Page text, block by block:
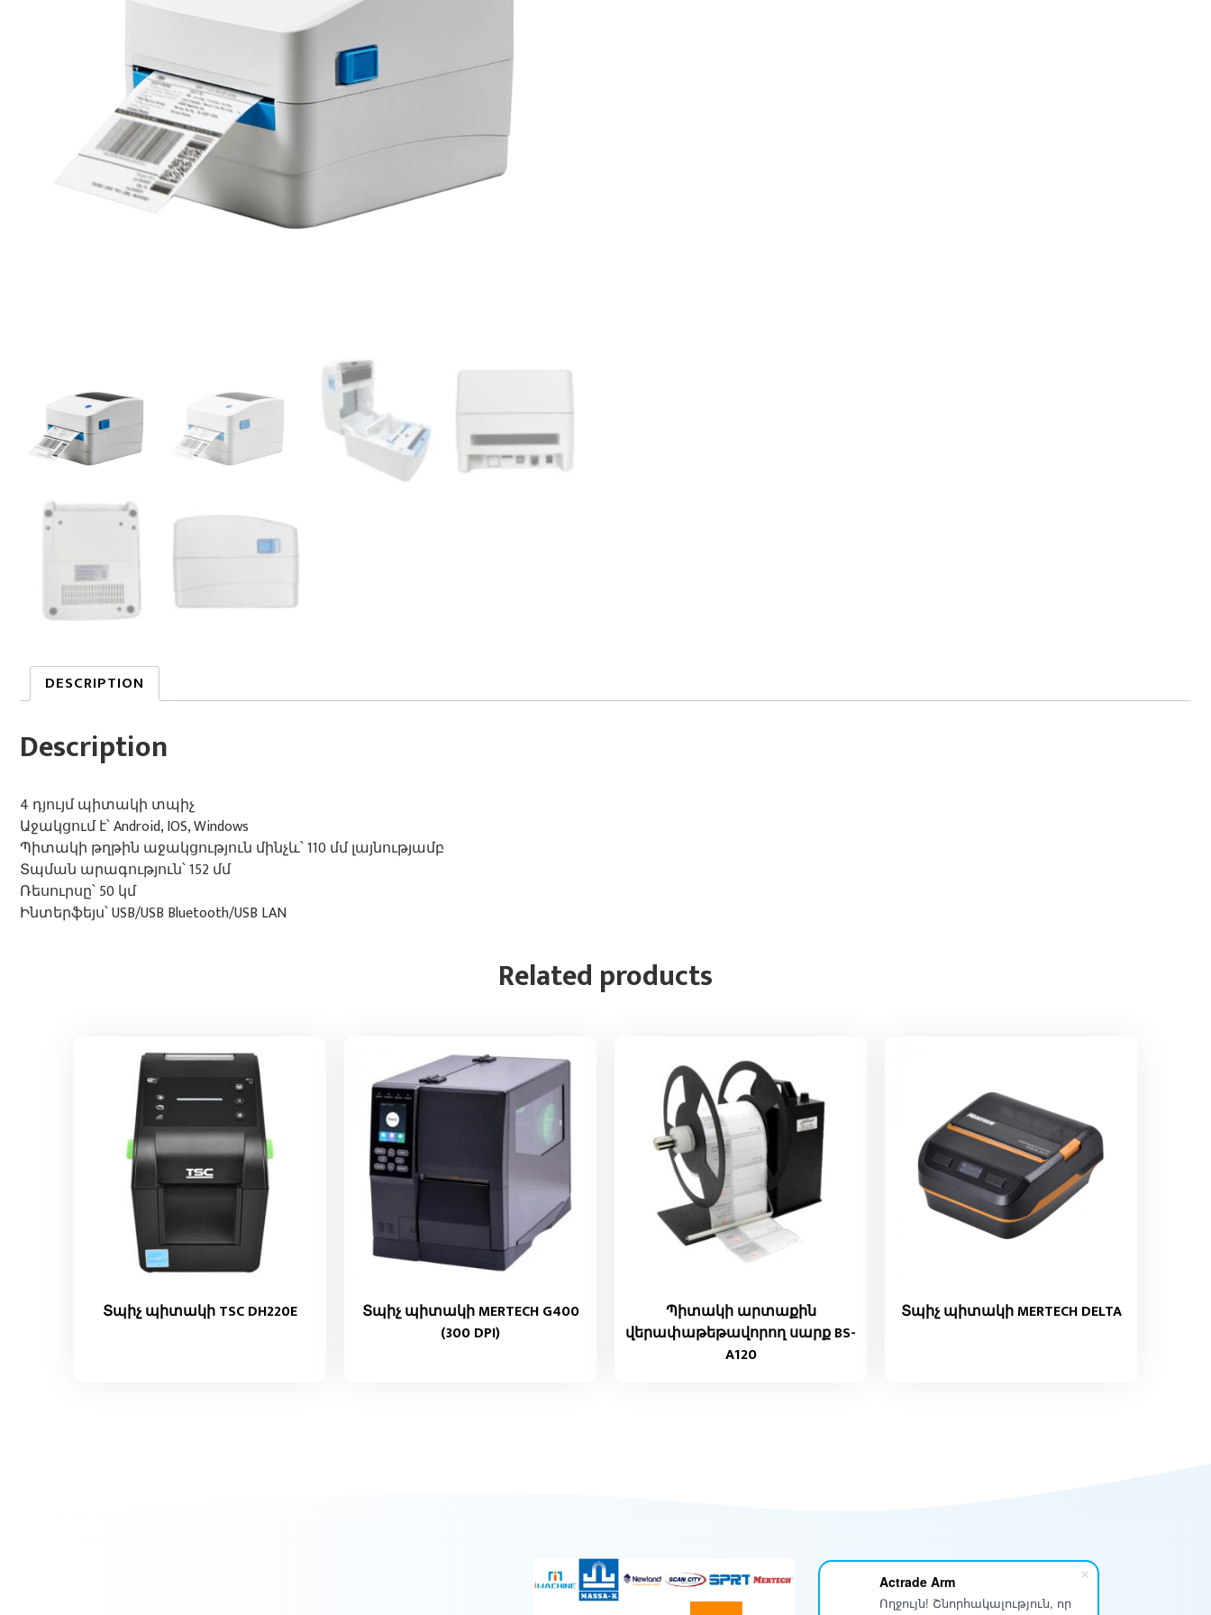
Actrade Arm
Ողջույն! Շնորհակալություն, որ
DESCRIPTION
Description
4 դյույմ պիտակի տպիչ
Աջակցում է՝ Android, IOS, Windows
Պիտակի թղթին աջակցություն մինչև՝ 110 մմ լայնությամբ
Տպման արագություն՝ 152 մմ
Ռեսուրսը՝ 50 կմ
Ինտերֆեյս՝ USB/USB Bluetooth/USB LAN
Related products
Տպիչ պիտակի TSC DH220E
Տպիչ պիտակի MERTECH G400
(300 DPI)
Պիտակի արտաքին
վերափաթեթավորող սարք BS-
A120
Տպիչ պիտակի MERTECH DELTA